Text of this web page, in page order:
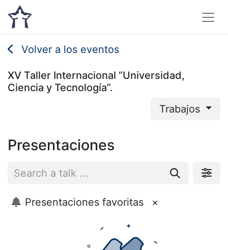
Volver a los eventos
XV Taller Internacional “Universidad,
Ciencia y Tecnología”.
Trabajos
Presentaciones
Presentaciones favoritas ×